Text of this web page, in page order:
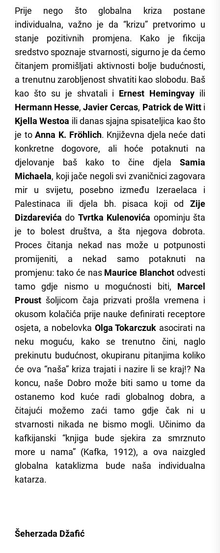
Prije nego što globalna kriza postane
individualna, važno je da “krizu” pretvorimo u
stanje pozitivnih promjena. Kako je fikcija
sredstvo spoznaje stvarnosti, sigurno je da ćemo
čitanjem promišljati aktivnosti bolje budućnosti,
a trenutnu zarobljenost shvatiti kao slobodu. Baš
kao što su je shvatali i Ernest Hemingvay ili
Hermann Hesse,Javier Cercas, Patrick de Witti
Kjella Westoa ili danas sjajna spisateljica kao što
je toAnna K. Fröhlich. Književna djela neće dati
konkretne dogovore, ali hoće potaknuti na
djelovanje baš kako to čine djela Samia
Michaela, koji jače negoli svi zvaničnici zagovara
mir u svijetu, posebno između Izeraelaca i
Palestinaca ili djela bh. pisaca koji od Zije
Dizdarevića do Tvrtka Kulenovića opominju šta
je to bolest društva, a šta njegova dobrota.
Proces čitanja nekad nas može u potpunosti
promijeniti, a nekad samo potaknuti na
promjenu: tako će nas Maurice Blanchot odvesti
tamo gdje nismo u mogućnosti biti, Marcel
Proust šoljicom čaja prizvati prošla vremena i
okusom kolačića prije nauke definirati receptore
osjeta, a nobelovka Olga Tokarczuk asocirati na
neku moguću, kako se trenutno čini, naglo
prekinutu budućnost, okupiranu pitanjima koliko
će ova “naša” kriza trajati i nazire li se kraj!? Na
koncu, naše Dobro može biti samo u tome da
ostanemo kod kuće radi globalnog dobra, a
čitajući možemo zaći tamo gdje čak ni u
stvarnosti nikada ne bismo mogli. Učinimo da
kafkijanski “knjiga bude sjekira za smrznuto
more u nama” (Kafka, 1912), a ova naizgled
globalna kataklizma bude naša individualna
katarza.
Šeherzada Džafić